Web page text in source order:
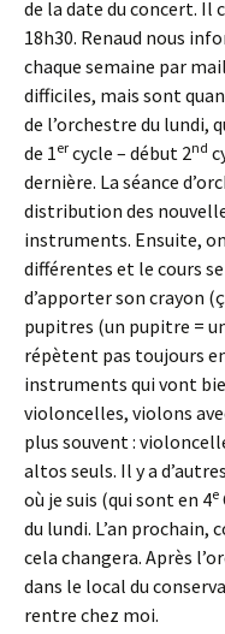
de la date du concert. Il
18h30. Renaud nous
chaque semaine par
difficiles, mais sont
de l’orchestre du lundi,
de 1er cycle – début 2nd
dernière. La séance
distribution des
instruments. Ensuite,
différentes et le cours
d’apporter son crayon
pupitres (un pupitre =
répètent pas toujours
instruments qui vont
violoncelles, violons
plus souvent :
altos seuls. Il y a
où je suis (qui sont en 4e
du lundi. L’an prochain,
cela changera. Après
dans le local du
rentre chez moi.